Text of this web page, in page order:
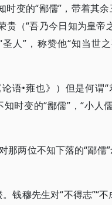
变的“鄙儒”，带着其
（“吾乃今日知为皇帝
人”，称赞他“知当世
语•雍也》）但是何谓“
时变的“鄙儒”，“小人
那两位不知下落的“鄙儒
钱穆先生对“不得志”“不